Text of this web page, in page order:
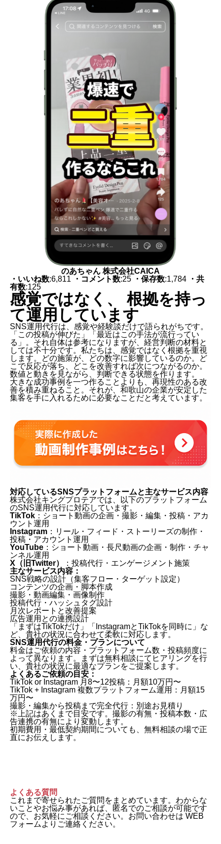
のあちゃん 株式会社CAICA
・いいね数:6,811 ・コメント数:25 ・保存数:1,784
・共
有数:125
感覚ではなく、 根拠を持っ
て運用しています
SNS運用代行は、感覚や経験談だけで語られがちです。
「この投稿が伸びた」「最近はこの手法が流行ってい
る」。それ自体は参考になりますが、経営判断の材料と
しては不十分です。私たちは、感覚ではなく根拠を重視
します。どの施策が、どの数字に影響しているのか。ど
こで反応が落ち、どこを改善すれば次につながるのか。
数値と動きを見ながら、判断できる状態を作ります。
大きな成功事例を一つ作ることよりも、再現性のある改
善を積み重ねること。それが、和歌山の企業が安定した
集客を手に入れるために必要なことだと考えています。
対応しているSNSプラットフォームと主なサービス内容
株式会社キングプロテアでは、以下のプラットフォーム
のSNS運用代行に対応しています。
TikTok ：ショート動画の企画・撮影・編集・投稿・アカ
ウント運用
Instagram ：リール・フィード・ストーリーズの制作・
投稿・アカウント運用
YouTube ：ショート動画・長尺動画の企画・制作・チャ
ンネル運用
X（旧Twitter）
：投稿代行・エンゲージメント施策
主なサービス内容：
SNS戦略の設計（集客フロー・ターゲット設定）
コンテンツの企画・脚本作成
撮影・動画編集・画像制作
投稿代行・ハッシュタグ設計
月次レポートと改善提案
広告運用との連携設計
「まずはTikTokだけ」「InstagramとTikTokを同時に」な
ど、貴社の状況に合わせて柔軟に対応します。
SNS運用代行の料金・プランについて
料金はご依頼の内容・プラットフォーム数・投稿頻度に
よって異なります。まずは無料相談にてヒアリングを行
い、貴社の状況に最適なプランをご提案します。
よくあるご依頼の目安：
TikTok or Instagram 月8〜12投稿：月額10万円〜
TikTok + Instagram 複数プラットフォーム運用：月額15
万円〜
撮影・編集から投稿まで完全代行：別途お見積り
※上記はあくまで目安です。撮影の有無・投稿本数・広
告連携の有無により変動します。
初期費用・最低契約期間についても、無料相談の場で正
直にお伝えします。
よくある質問
これまで寄せられたご質問をまとめています。わからな
いことやお悩み事があれば、匿名でのご相談が可能です
ので、お気軽にご相談ください。お問い合わせは WEB
フォームよりご連絡ください。